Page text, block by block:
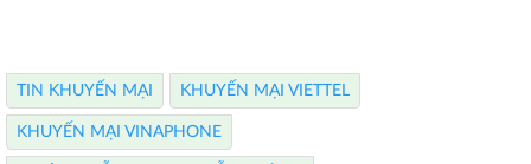
TIN KHUYẾN MẠI KHUYẾN MẠI VIETTEL
KHUYẾN MẠI VINAPHONE